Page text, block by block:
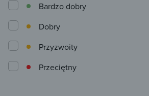
Przeciętny
Przyzwoity
Dobry
Bardzo dobry